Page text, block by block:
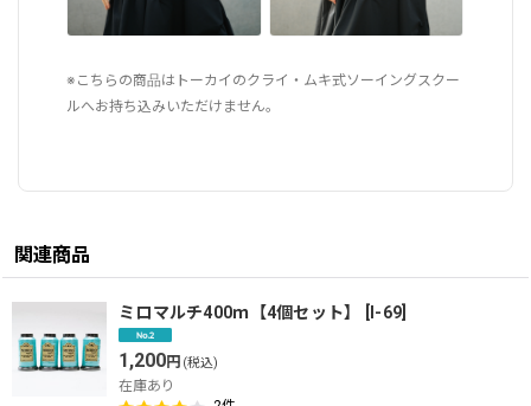
※こちらの商品はトーカイのクライ・ムキ式ソーイングスクー
ルへお持ち込みいただけません。
関連商品
ミロマルチ400ｍ【4個セット】 I-69
1,200円 (税込)
在庫あり